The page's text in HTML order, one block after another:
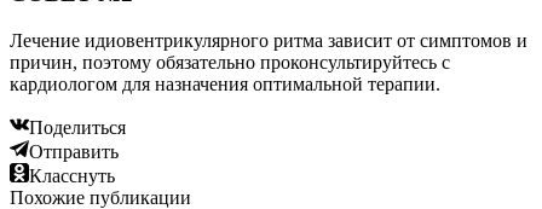
Лечение идиовентрикулярного ритма зависит от симптомов и
причин, поэтому обязательно проконсультируйтесь с
кардиологом для назначения оптимальной терапии.
Поделиться
Отправить
Класснуть
Похожие публикации